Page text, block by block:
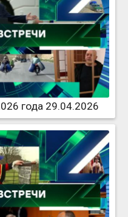
года 29.04.2026